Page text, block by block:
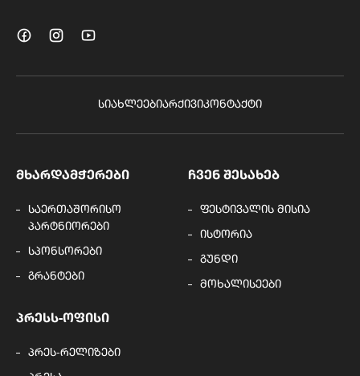
ᲡᲘᲐᲮᲚᲔᲔᲑᲘᲐᲠᲥᲘᲕᲘᲙᲝᲜᲢᲐᲥᲢᲘ
ᲛᲮᲐᲠᲓᲐᲛᲭᲔᲠᲔᲑᲘ
საერთაშორისო
პარტნიორები
სპონსორები
გრანტები
ᲩᲕᲔᲜ ᲨᲔᲡᲐᲮᲔᲑ
ფესტივალის მისია
ისტორია
გუნდი
მოხალისეები
ᲞᲠᲔᲡᲡ-ᲝᲤᲘᲡᲘ
პრეს-რელიზები